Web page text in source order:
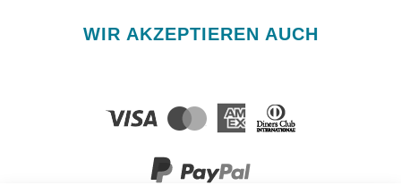
WIR AKZEPTIEREN AUCH